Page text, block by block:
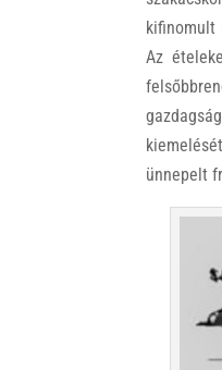
kifinomult
Az
ünnepelt